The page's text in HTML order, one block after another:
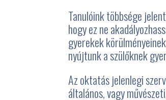
Tanulóink többsége
hogy ez ne
gyerekek
nyújtunk a szülőknek
Az oktatás jelenlegi
általános, vagy